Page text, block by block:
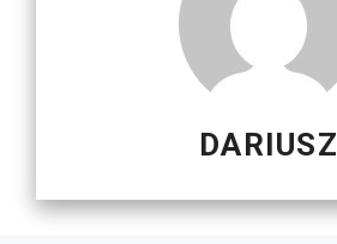
DARIUSZ